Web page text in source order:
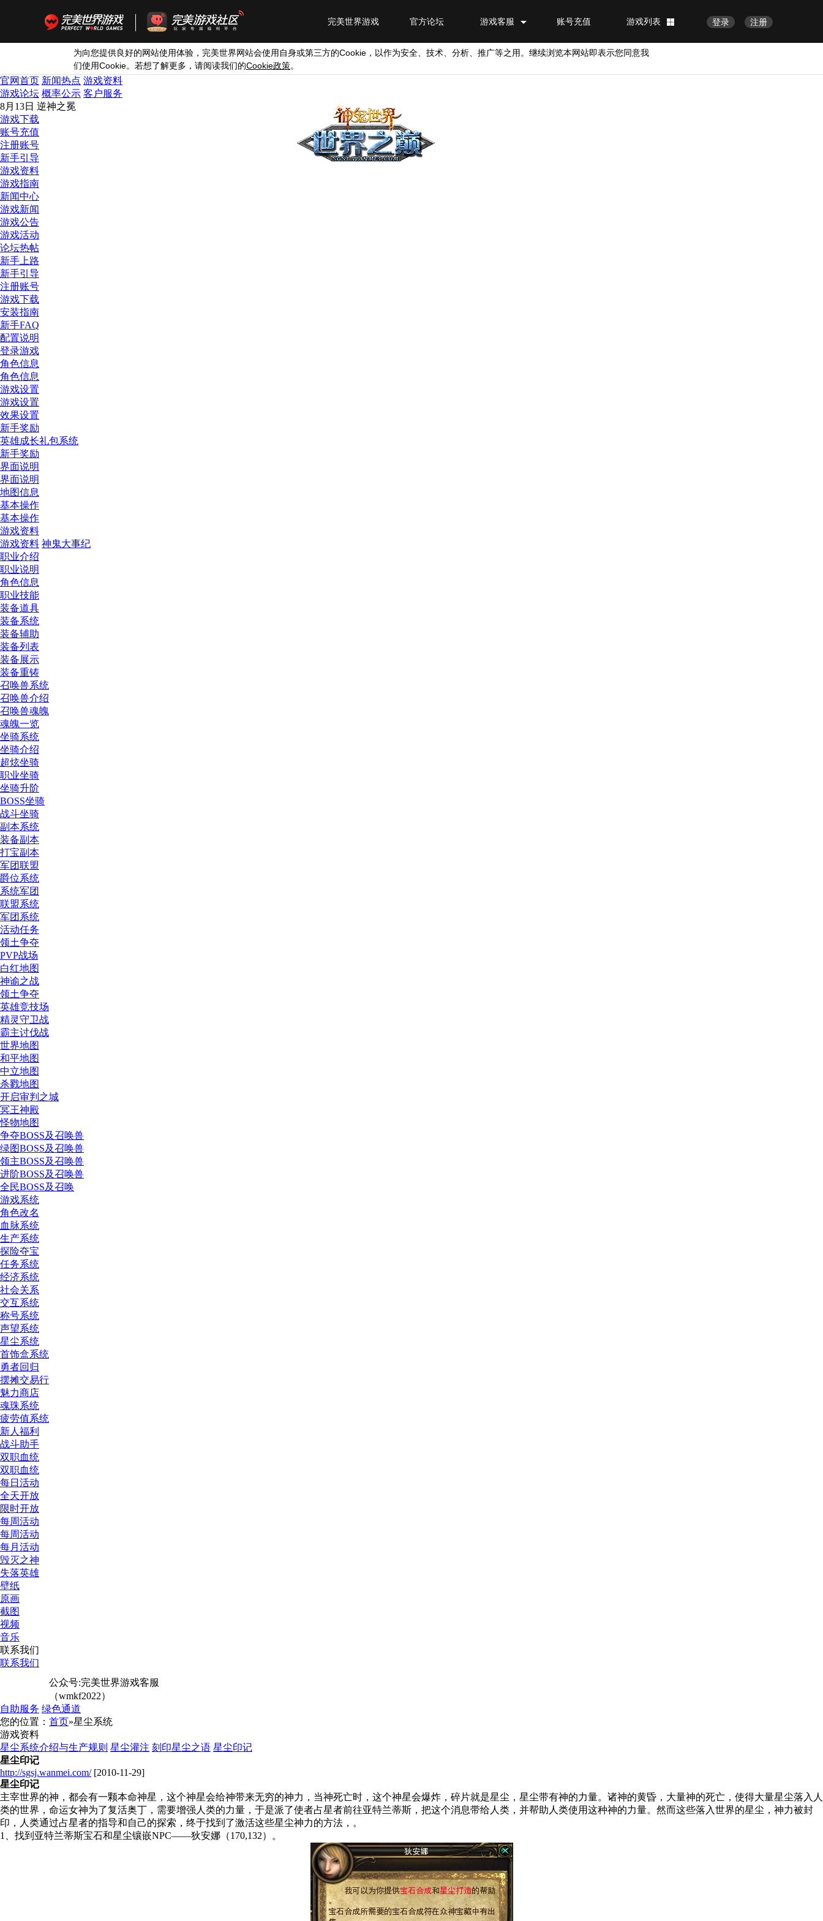
注册
登录
游戏列表
账号充值
游戏客服
官方论坛
完美世界游戏
为向您提供良好的网站使用体验，完美世界网站会使用自身或第三方的Cookie ，以作为安全、技术、分析、推广等之用。继续浏览本网站即表示您同意我
们使用Cookie。若想了解更多，请阅读我们的Cookie政策。
官网首页 新闻热点 游戏资料
游戏论坛 概率公示 客户服务
8月13日 逆神之冕
游戏下载
账号充值
注册账号
新手引导
游戏资料
游戏指南
新闻中心
游戏新闻
游戏公告
游戏活动
论坛热帖
新手上路
新手引导
注册账号
游戏下载
安装指南
新手FAQ
配置说明
登录游戏
角色信息
角色信息
游戏设置
游戏设置
效果设置
新手奖励
英雄成长礼包系统
新手奖励
界面说明
界面说明
地图信息
基本操作
基本操作
游戏资料
游戏资料 神鬼大事纪
职业介绍
职业说明
角色信息
职业技能
装备道具
装备系统
装备辅助
装备列表
装备展示
装备重铸
召唤兽系统
召唤兽介绍
召唤兽魂魄
魂魄一览
坐骑系统
坐骑介绍
超炫坐骑
职业坐骑
坐骑升阶
BOSS坐骑
战斗坐骑
副本系统
装备副本
打宝副本
军团联盟
爵位系统
系统军团
联盟系统
军团系统
活动任务
领土争夺
PVP战场
白红地图
神谕之战
领土争夺
英雄竞技场
精灵守卫战
霸主讨伐战
世界地图
和平地图
中立地图
杀戮地图
开启审判之城
冥王神殿
怪物地图
争夺BOSS及召唤兽
绿图BOSS及召唤兽
领主BOSS及召唤兽
进阶BOSS及召唤兽
全民BOSS及召唤
游戏系统
角色改名
血脉系统
生产系统
探险夺宝
任务系统
经济系统
社会关系
交互系统
称号系统
声望系统
星尘系统
首饰盒系统
勇者回归
摆摊交易行
魅力商店
魂珠系统
疲劳值系统
新人福利
战斗助手
双职血统
双职血统
每日活动
全天开放
限时开放
每周活动
每周活动
每月活动
毁灭之神
失落英雄
壁纸
原画
截图
视频
音乐
联系我们
联系我们
公众号:完美世界游戏客服
（wmkf2022）
自助服务 绿色通道
您的位置： 首页»星尘系统
游戏资料
星尘系统介绍与生产规则 星尘灌注 刻印星尘之语 星尘印记
星尘印记
http://sgsj.wanmei.com/[2010-11-29]
星尘印记
主宰世界的神，都会有一颗本命神星，这个神星会给神带来无穷的神力，当神死亡时，这个神星会爆炸，碎片就是星尘，星尘带有神的力量。诸神的黄昏，大量神的死亡，使得大量星尘落入人
类的世界，命运女神为了复活奥丁，需要增强人类的力量，于是派了使者占星者前往亚特兰蒂斯，把这个消息带给人类，并帮助人类使用这种神的力量。然而这些落入世界的星尘，神力被封
印，人类通过占星者的指导和自己的探索，终于找到了激活这些星尘神力的方法，。
1、找到亚特兰蒂斯宝石和星尘镶嵌NPC——狄安娜（170,132）。